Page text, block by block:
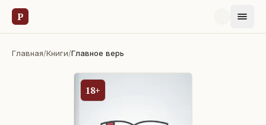
Р
Главная/Книги/Главное верь
18+